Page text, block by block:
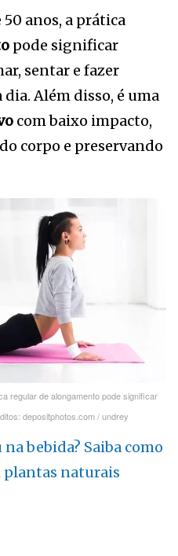
anos, a prática
pode significar
sentar e fazer
Além disso, é uma
com baixo impacto,
corpo e preservando
regular de alongamento pode significar
depositphotos.com / undrey
na bebida? Saiba como
plantas naturais